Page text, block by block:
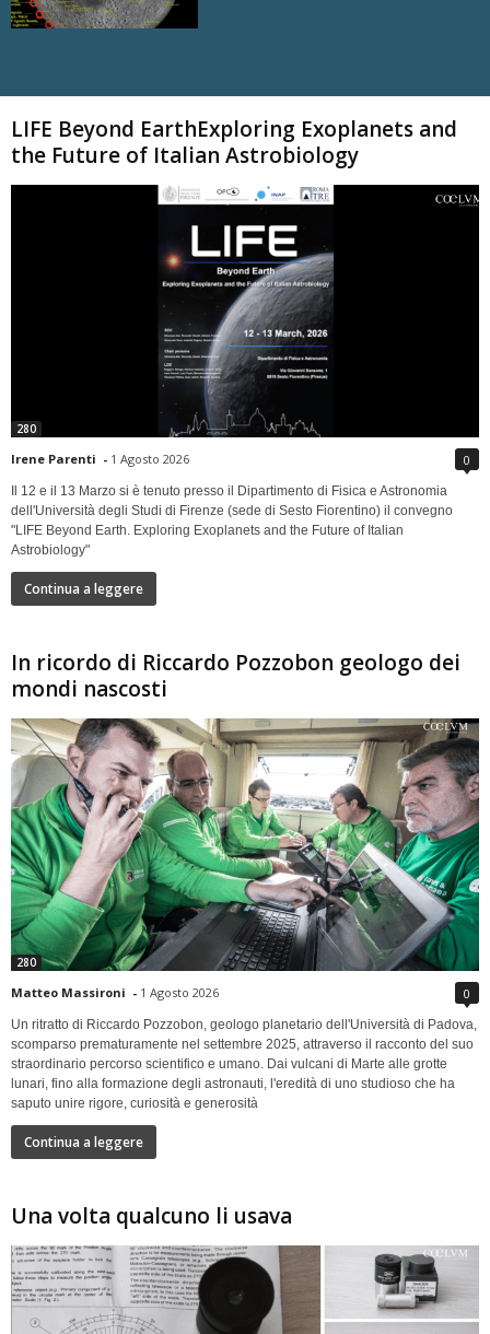
LIFE Beyond EarthExploring Exoplanets and
the Future of Italian Astrobiology
280
Irene Parenti - 1 Agosto 2026 0
Il 12 e il 13 Marzo si è tenuto presso il Dipartimento di Fisica e Astronomia
dell'Università degli Studi di Firenze (sede di Sesto Fiorentino) il convegno
"LIFE Beyond Earth. Exploring Exoplanets and the Future of Italian
Astrobiology"
Continua a leggere
In ricordo di Riccardo Pozzobon geologo dei
mondi nascosti
280
Matteo Massironi - 1 Agosto 2026 0
Un ritratto di Riccardo Pozzobon, geologo planetario dell'Università di Padova,
scomparso prematuramente nel settembre 2025, attraverso il racconto del suo
straordinario percorso scientifico e umano. Dai vulcani di Marte alle grotte
lunari, fino alla formazione degli astronauti, l'eredità di uno studioso che ha
saputo unire rigore, curiosità e generosità
Continua a leggere
Una volta qualcuno li usava